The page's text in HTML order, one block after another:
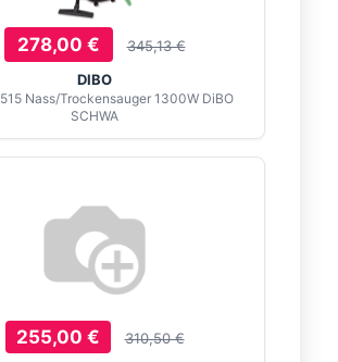
278,00 €
345,13 €
DIBO
Nass/Trockensauger 1300W DiBO
SCHWA
255,00 €
310,50 €